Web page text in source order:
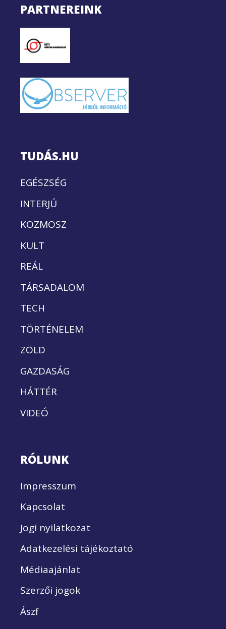
PARTNEREINK
TUDÁS.HU
EGÉSZSÉG
INTERJÚ
KOZMOSZ
KULT
REÁL
TÁRSADALOM
TECH
TÖRTÉNELEM
ZÖLD
GAZDASÁG
HÁTTÉR
VIDEÓ
RÓLUNK
Impresszum
Kapcsolat
Jogi nyilatkozat
Adatkezelési tájékoztató
Médiaajánlat
Szerzői jogok
Ászf